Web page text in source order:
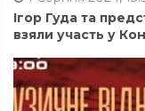
Ігор Гуда та
взяли участь у